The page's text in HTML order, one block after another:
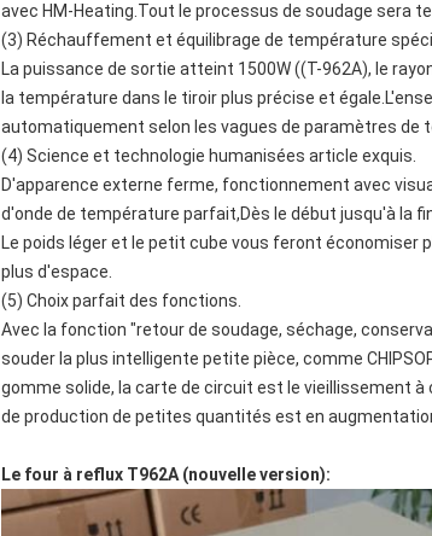
avec HM-Heating.Tout le processus de soudage sera
(3) Réchauffement et équilibrage de température
La puissance de sortie atteint 1500W ((T-962A), le
la température dans le tiroir plus précise et
automatiquement selon les vagues de paramètres de
(4) Science et technologie humanisées article exquis.
D'apparence externe ferme, fonctionnement avec
d'onde de température parfait,Dès le début jusqu'à la
Le poids léger et le petit cube vous feront économiser
plus d'espace.
(5) Choix parfait des fonctions.
Avec la fonction "retour de soudage, séchage,
souder la plus intelligente petite pièce, comme
gomme solide, la carte de circuit est le vieillissement
de production de petites quantités est en
Le four à reflux T962A (nouvelle version):